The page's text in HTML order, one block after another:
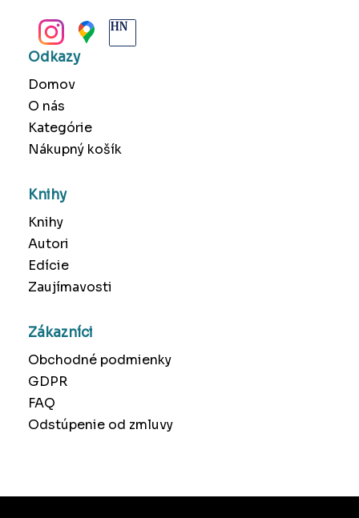
Odkazy
Domov
O nás
Kategórie
Nákupný košík
Knihy
Knihy
Autori
Edície
Zaujímavosti
Zákazníci
Obchodné podmienky
GDPR
FAQ
Odstúpenie od zmluvy